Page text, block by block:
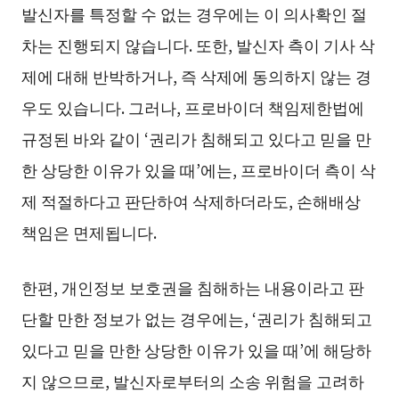
발신자를 특정할 수 없는 경우에는 이 의사확인 절
차는 진행되지 않습니다. 또한, 발신자 측이 기사 삭
제에 대해 반박하거나, 즉 삭제에 동의하지 않는 경
우도 있습니다. 그러나, 프로바이더 책임제한법에
규정된 바와 같이 ‘권리가 침해되고 있다고 믿을 만
한 상당한 이유가 있을 때’에는, 프로바이더 측이 삭
제 적절하다고 판단하여 삭제하더라도, 손해배상
책임은 면제됩니다.
한편, 개인정보 보호권을 침해하는 내용이라고 판
단할 만한 정보가 없는 경우에는, ‘권리가 침해되고
있다고 믿을 만한 상당한 이유가 있을 때’에 해당하
지 않으므로, 발신자로부터의 소송 위험을 고려하